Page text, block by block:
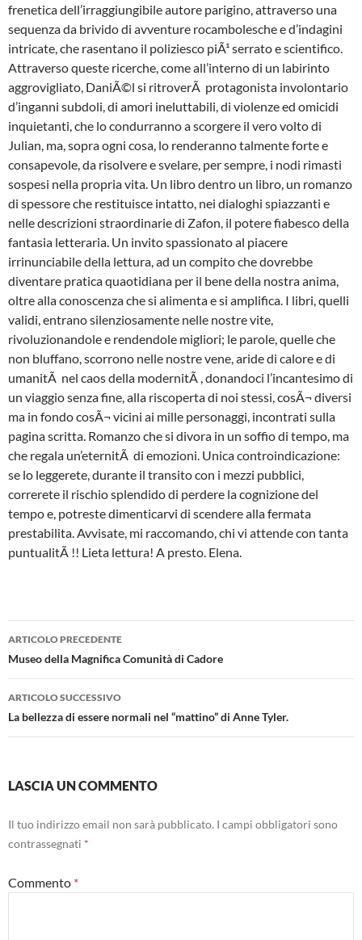
frenetica dell’irraggiungibile autore parigino, attraverso una
sequenza da brivido di avventure rocambolesche e d’indagini
intricate, che rasentano il poliziesco piÃ¹ serrato e scientifico.
Attraverso queste ricerche, come all’interno di un labirinto
aggrovigliato, DaniÃ©l si ritroverÃ protagonista involontario
d’inganni subdoli, di amori ineluttabili, di violenze ed omicidi
inquietanti, che lo condurranno a scorgere il vero volto di
Julian, ma, sopra ogni cosa, lo renderanno talmente forte e
consapevole, da risolvere e svelare, per sempre, i nodi rimasti
sospesi nella propria vita. Un libro dentro un libro, un romanzo
di spessore che restituisce intatto, nei dialoghi spiazzanti e
nelle descrizioni straordinarie di Zafon, il potere fiabesco della
fantasia letteraria. Un invito spassionato al piacere
irrinunciabile della lettura, ad un compito che dovrebbe
diventare pratica quaotidiana per il bene della nostra anima,
oltre alla conoscenza che si alimenta e si amplifica. I libri, quelli
validi, entrano silenziosamente nelle nostre vite,
rivoluzionandole e rendendole migliori; le parole, quelle che
non bluffano, scorrono nelle nostre vene, aride di calore e di
umanitÃ nel caos della modernitÃ , donandoci l’incantesimo di
un viaggio senza fine, alla riscoperta di noi stessi, cosÃ¬ diversi
ma in fondo cosÃ¬ vicini ai mille personaggi, incontrati sulla
pagina scritta. Romanzo che si divora in un soffio di tempo, ma
che regala un’eternitÃ di emozioni. Unica controindicazione:
se lo leggerete, durante il transito con i mezzi pubblici,
correrete il rischio splendido di perdere la cognizione del
tempo e, potreste dimenticarvi di scendere alla fermata
prestabilita. Avvisate, mi raccomando, chi vi attende con tanta
puntualitÃ !! Lieta lettura! A presto. Elena.
Navigazione
articolo
ARTICOLO PRECEDENTE
Museo della Magnifica Comunità di Cadore
ARTICOLO SUCCESSIVO
La bellezza di essere normali nel “mattino” di Anne Tyler.
LASCIA UN COMMENTO
Il tuo indirizzo email non sarà pubblicato. I campi obbligatori sono
contrassegnati *
Commento *